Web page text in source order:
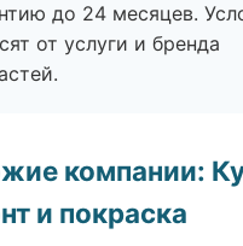
до 24 месяцев.
от услуги и бренда
компании:
и покраска